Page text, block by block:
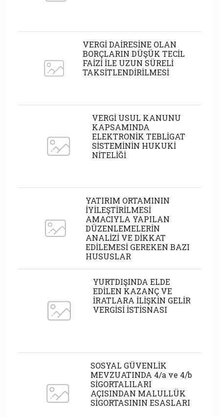
VERGİ DAİRESİNE OLAN
BORÇLARIN DÜŞÜK TECİL
FAİZİ İLE UZUN SÜRELİ
TAKSİTLENDİRİLMESİ
VERGİ USUL KANUNU
KAPSAMINDA
ELEKTRONİK TEBLİGAT
SİSTEMİNİN HUKUKİ
NİTELİĞİ
YATIRIM ORTAMININ
İYİLEŞTİRİLMESİ
AMACIYLA YAPILAN
DÜZENLEMELERİN
ANALİZİ VE DİKKAT
EDİLEMESİ GEREKEN BAZI
HUSUSLAR
YURTDIŞINDA ELDE
EDİLEN KAZANÇ VE
İRATLARA İLİŞKİN GELİR
VERGİSİ İSTİSNASI
SOSYAL GÜVENLİK
MEVZUATINDA 4/a ve 4/b
SİGORTALILARI
AÇISINDAN MALULLÜK
SİGORTASININ ESASLARI